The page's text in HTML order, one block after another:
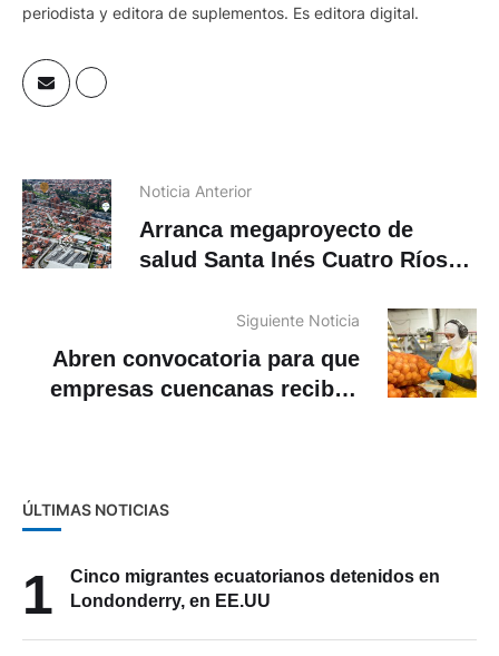
periodista y editora de suplementos. Es editora digital.
Noticia Anterior
Arranca megaproyecto de
salud Santa Inés Cuatro Ríos
Siguiente Noticia
Abren convocatoria para que
empresas cuencanas reciban
ÚLTIMAS NOTICIAS
1
Cinco migrantes ecuatorianos detenidos en
Londonderry, en EE.UU